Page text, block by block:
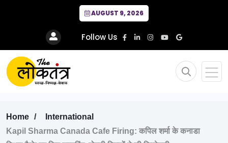
AUGUST 9, 2026
Follow Us
Home
International
Kapil Sharma Canada Cafe Firing: कपिल शर्मा के कनाडा